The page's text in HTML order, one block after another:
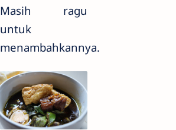
Masih ragu
untuk
menambahkannya.